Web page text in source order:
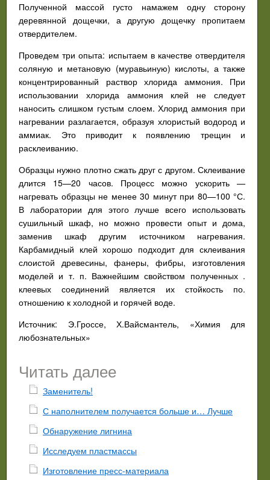
Полученной массой густо намажем одну сторону
деревянной дощечки, а другую дощечку пропитаем
отвердителем.
Проведем три опыта: испытаем в качестве отвердителя
соляную и метановую (муравьиную) кислоты, а также
концентрированный раствор хлорида аммония. При
использовании хлорида аммония клей не следует
наносить слишком густым слоем. Хлорид аммония при
нагревании разлагается, образуя хлористый водород и
аммиак. Это приводит к появлению трещин и
расклеиванию.
Образцы нужно плотно сжать друг с другом. Склеивание
длится 15—20 часов. Процесс можно ускорить —
нагревать образцы не менее 30 минут при 80—100 °С.
В лаборатории для этого лучше всего использовать
сушильный шкаф, но можно провести опыт и дома,
заменив шкаф другим источником нагревания.
Карбамидный клей хорошо подходит для склеивания
слоистой древесины, фанеры, фибры, изготовления
моделей и т. п. Важнейшим свойством полученных .
клеевых соединений является их стойкость по.
отношению к холодной и горячей воде.
Источник: Э.Гроссе, Х.Вайсмантель, «Химия для
любознательных»
Читать далее
Заменитель!
С наполнителем получается больше и… Лучше
Обнаружение лигнина
Исследуем пластмассы
Изготовление пресс-материала